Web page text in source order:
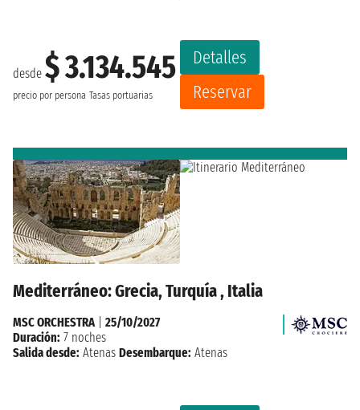
desde $ 3.134.545
precio por persona Tasas portuarias
Detalles
Reservar
Mediterráneo: Grecia, Turquía , Italia
MSC ORCHESTRA
25/10/2027
Duración: 7 noches
Salida desde: Atenas Desembarque: Atenas